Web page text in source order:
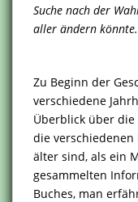
Suche nach der
aller ändern könnte.
Zu Beginn der
verschiedene
Überblick über die
die
älter sind, als ein
gesammelten
Buches, man